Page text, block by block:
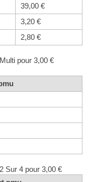
39,00 €
3,20 €
2,80 €
pour 3,00 €
Sur 4 pour 3,00 €